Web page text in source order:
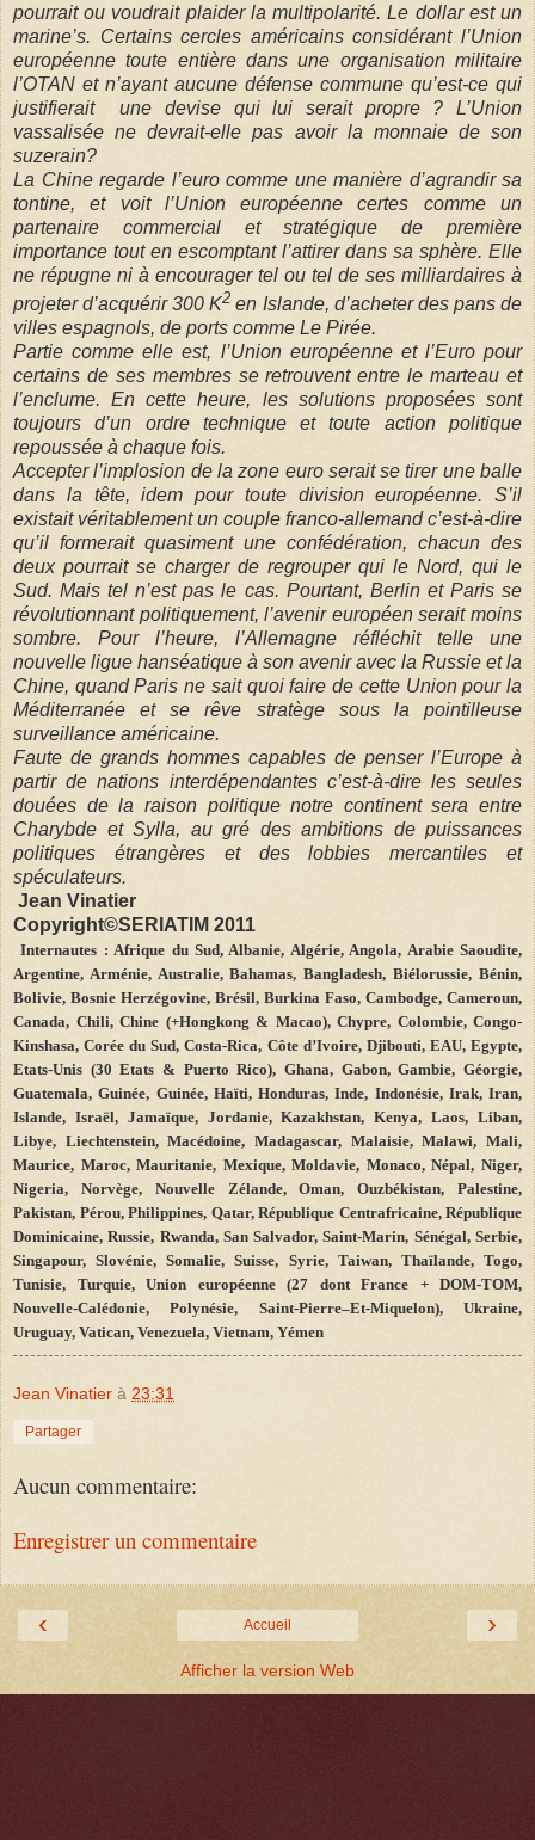
pourrait ou voudrait plaider la multipolarité. Le dollar est un
marine’s. Certains cercles américains considérant l’Union
européenne toute entière dans une organisation militaire
l’OTAN et n’ayant aucune défense commune qu’est-ce qui
justifierait
une devise qui lui serait propre ? L’Union
vassalisée ne devrait-elle pas avoir la monnaie de son
suzerain?
La Chine regarde l’euro comme une manière d’agrandir sa
tontine, et voit l’Union européenne certes comme un
partenaire commercial et stratégique de première
importance tout en escomptant l’attirer dans sa sphère. Elle
ne répugne ni à encourager tel ou tel de ses milliardaires à
projeter d’acquérir 300 K2 en Islande, d’acheter des pans de
villes espagnols, de ports comme Le Pirée.
Partie comme elle est, l’Union européenne et l’Euro pour
certains de ses membres se retrouvent entre le marteau et
l’enclume. En cette heure, les solutions proposées sont
toujours d’un ordre technique et toute action politique
repoussée à chaque fois.
Accepter l’implosion de la zone euro serait se tirer une balle
dans la tête, idem pour toute division européenne. S’il
existait véritablement un couple franco-allemand c’est-à-dire
qu’il formerait quasiment une confédération, chacun des
deux pourrait se charger de regrouper qui le Nord, qui le
Sud. Mais tel n’est pas le cas. Pourtant, Berlin et Paris se
révolutionnant politiquement, l’avenir européen serait moins
sombre. Pour l’heure, l’Allemagne réfléchit telle une
nouvelle ligue hanséatique à son avenir avec la Russie et la
Chine, quand Paris ne sait quoi faire de cette Union pour la
Méditerranée et se rêve stratège sous la pointilleuse
surveillance américaine.
Faute de grands hommes capables de penser l’Europe à
partir de nations interdépendantes c’est-à-dire les seules
douées de la raison politique notre continent sera entre
Charybde et Sylla, au gré des ambitions de puissances
politiques étrangères et des lobbies mercantiles et
spéculateurs.
Jean Vinatier
Copyright©SERIATIM 2011
Internautes : Afrique du Sud, Albanie, Algérie, Angola, Arabie Saoudite,
Argentine, Arménie, Australie, Bahamas, Bangladesh, Biélorussie, Bénin,
Bolivie, Bosnie Herzégovine, Brésil, Burkina Faso, Cambodge, Cameroun,
Canada, Chili, Chine (+Hongkong & Macao), Chypre, Colombie, Congo-
Kinshasa, Corée du Sud, Costa-Rica, Côte d’Ivoire, Djibouti, EAU, Egypte,
Etats-Unis (30 Etats & Puerto Rico), Ghana, Gabon, Gambie, Géorgie,
Guatemala, Guinée, Guinée, Haïti, Honduras, Inde, Indonésie, Irak, Iran,
Islande, Israël, Jamaïque, Jordanie, Kazakhstan, Kenya, Laos, Liban,
Libye, Liechtenstein, Macédoine, Madagascar, Malaisie, Malawi, Mali,
Maurice, Maroc, Mauritanie, Mexique, Moldavie, Monaco, Népal, Niger,
Nigeria, Norvège, Nouvelle Zélande, Oman, Ouzbékistan, Palestine,
Pakistan, Pérou, Philippines, Qatar, République Centrafricaine, République
Dominicaine, Russie, Rwanda, San Salvador, Saint-Marin, Sénégal, Serbie,
Singapour, Slovénie, Somalie, Suisse, Syrie, Taiwan, Thaïlande, Togo,
Tunisie, Turquie, Union européenne (27 dont France + DOM-TOM,
Nouvelle-Calédonie, Polynésie, Saint-Pierre–Et-Miquelon), Ukraine,
Uruguay, Vatican, Venezuela, Vietnam, Yémen
Jean Vinatier à 23:31
Partager
Aucun commentaire:
Enregistrer un commentaire
‹ ›
Accueil
Afficher la version Web